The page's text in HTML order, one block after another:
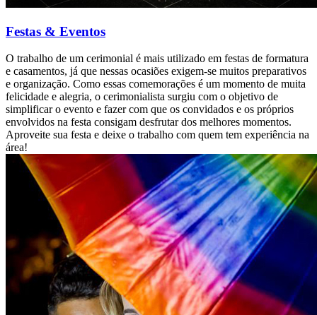
Festas & Eventos
O trabalho de um cerimonial é mais utilizado em festas de formatura
e casamentos, já que nessas ocasiões exigem-se muitos preparativos
e organização. Como essas comemorações é um momento de muita
felicidade e alegria, o cerimonialista surgiu com o objetivo de
simplificar o evento e fazer com que os convidados e os próprios
envolvidos na festa consigam desfrutar dos melhores momentos.
Aproveite sua festa e deixe o trabalho com quem tem experiência na
área!